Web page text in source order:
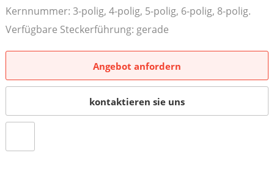
Kernnummer: 3-polig, 4-polig, 5-polig, 6-polig, 8-polig.
Verfügbare Steckerführung: gerade
Angebot anfordern
kontaktieren sie uns